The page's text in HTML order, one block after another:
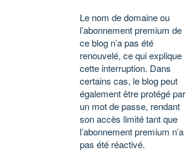
Le nom de domaine ou
l’abonnement premium de
ce blog n’a pas été
renouvelé, ce qui explique
cette interruption. Dans
certains cas, le blog peut
également être protégé par
un mot de passe, rendant
son accès limité tant que
l’abonnement premium n’a
pas été réactivé.